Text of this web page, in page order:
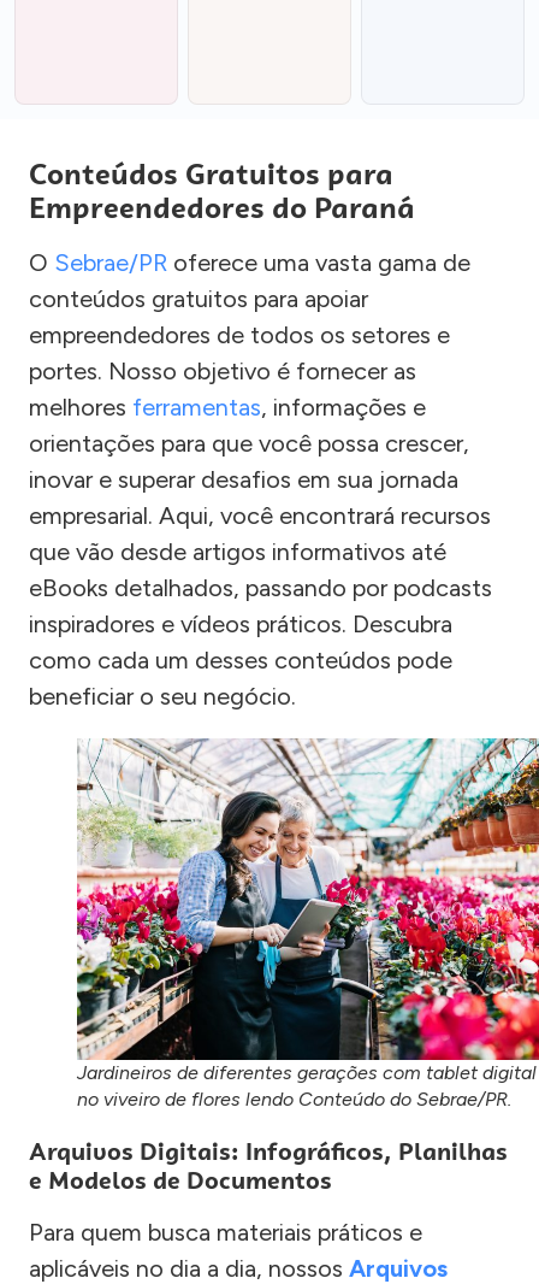
Conteúdos Gratuitos para
Empreendedores do Paraná
O Sebrae/PR oferece uma vasta gama de
conteúdos gratuitos para apoiar
empreendedores de todos os setores e
portes. Nosso objetivo é fornecer as
melhores ferramentas, informações e
orientações para que você possa crescer,
inovar e superar desafios em sua jornada
empresarial. Aqui, você encontrará recursos
que vão desde artigos informativos até
eBooks detalhados, passando por podcasts
inspiradores e vídeos práticos. Descubra
como cada um desses conteúdos pode
beneficiar o seu negócio.
Jardineiros de diferentes gerações com tablet digital
no viveiro de flores lendo Conteúdo do Sebrae/PR.
Arquivos Digitais: Infográficos, Planilhas
e Modelos de Documentos
Para quem busca materiais práticos e
aplicáveis no dia a dia, nossos Arquivos